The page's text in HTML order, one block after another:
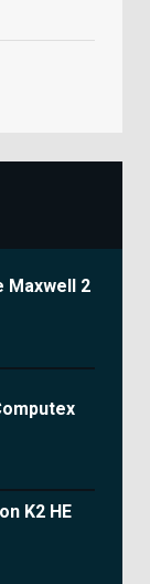
Maxwell 2
K2 HE